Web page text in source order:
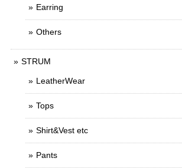
Earring
Others
STRUM
LeatherWear
Tops
Shirt&Vest etc
Pants